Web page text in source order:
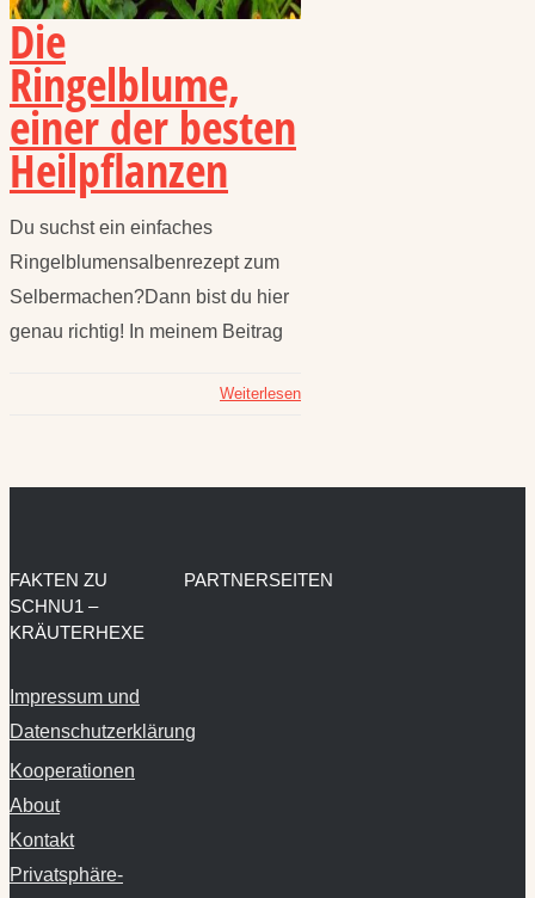
Die
Ringelblume,
einer der besten
Heilpflanzen
Du suchst ein einfaches
Ringelblumensalbenrezept zum
Selbermachen?Dann bist du hier
genau richtig! In meinem Beitrag
Weiterlesen
FAKTEN ZU
SCHNU1 –
KRÄUTERHEXE
Impressum und
Datenschutzerklärung
Kooperationen
About
Kontakt
Privatsphäre-
PARTNERSEITEN